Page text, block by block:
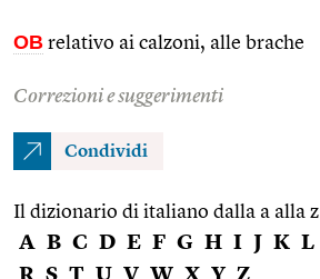
OB relativo ai calzoni, alle brache
Correzioni e suggerimenti
Condividi
Il dizionario di italiano dalla a alla z
A B C D E F G H I J K L